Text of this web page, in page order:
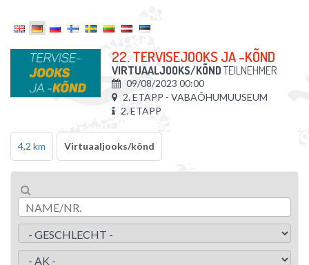
22. TERVISEJOOKS JA -KÕND
VIRTUAALJOOKS/KÕND TEILNEHMER
09/08/2023 00:00
2. ETAPP - VABAÕHUMUUSEUM
2. ETAPP
4,2 km Virtuaaljooks/kõnd